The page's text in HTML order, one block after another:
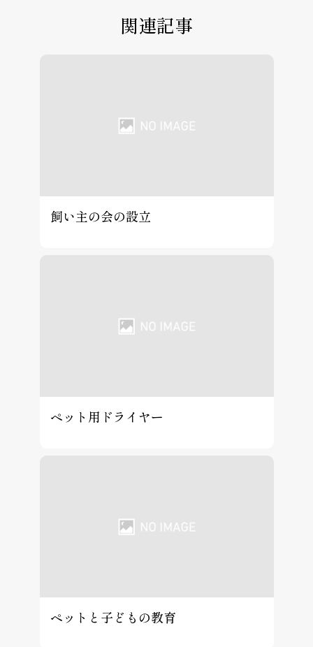
関連記事
飼い主の会の設立
ペット用ドライヤー
ペットと子どもの教育